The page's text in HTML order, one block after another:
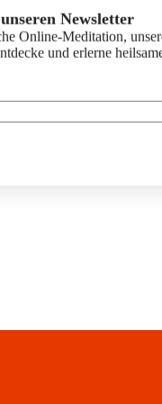
Newsletter
Online-Meditation,
und erlerne
wellness.de
unternehmen-wellness.de
ANFRAGEN ›